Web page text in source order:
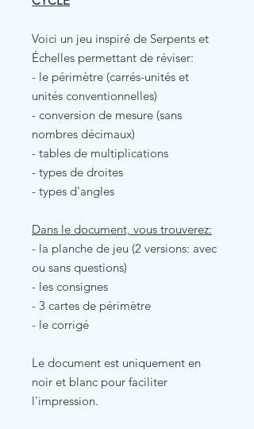
Voici un jeu inspiré de Serpents et
Échelles permettant de réviser:
- le périmètre (carrés-unités et
unités conventionnelles)
- conversion de mesure (sans
nombres décimaux)
- tables de multiplications
- types de droites
- types d'angles
Dans le document, vous trouverez:
- la planche de jeu (2 versions: avec
ou sans questions)
- les consignes
- 3 cartes de périmètre
- le corrigé
Le document est uniquement en
noir et blanc pour faciliter
l'impression.